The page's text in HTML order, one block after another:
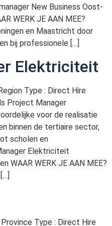
New Business Oost-
WERK JE AAN MEE?
en Maastricht door
bij professionele […]
Elektriciteit
Type : Direct Hire
Project Manager
voor de realisatie
binnen de tertiaire sector,
scholen en
Elektriciteit
WAAR WERK JE AAN MEE?
Type : Direct Hire